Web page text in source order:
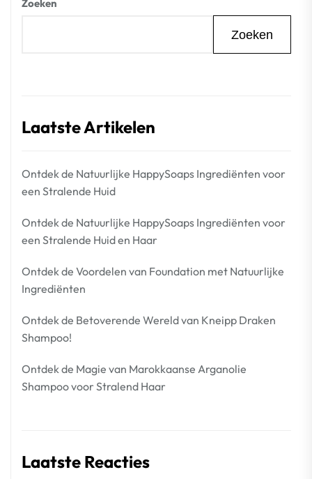
Zoeken
Zoeken
Laatste Artikelen
Ontdek de Natuurlijke HappySoaps Ingrediënten voor
een Stralende Huid
Ontdek de Natuurlijke HappySoaps Ingrediënten voor
een Stralende Huid en Haar
Ontdek de Voordelen van Foundation met Natuurlijke
Ingrediënten
Ontdek de Betoverende Wereld van Kneipp Draken
Shampoo!
Ontdek de Magie van Marokkaanse Arganolie
Shampoo voor Stralend Haar
Laatste Reacties